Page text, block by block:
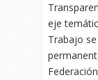
eje
Trabajo